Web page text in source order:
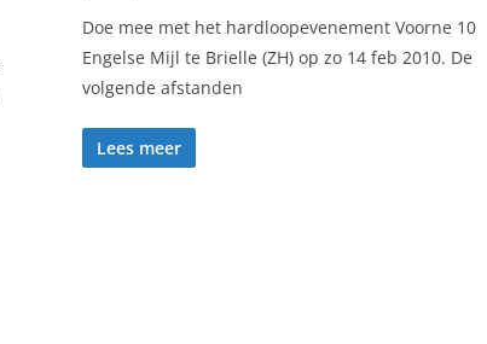
Doe mee met het hardloopevenement Voorne 10
Engelse Mijl te Brielle (ZH) op zo 14 feb 2010. De
volgende afstanden
Lees meer